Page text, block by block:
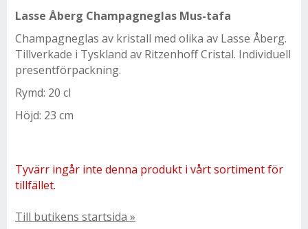
Lasse Åberg Champagneglas Mus-tafa
Champagneglas av kristall med olika av Lasse Åberg.
Tillverkade i Tyskland av Ritzenhoff Cristal. Individuell
presentförpackning.
Rymd: 20 cl
Höjd: 23 cm
Tyvärr ingår inte denna produkt i vårt sortiment för
tillfället.
Till butikens startsida »